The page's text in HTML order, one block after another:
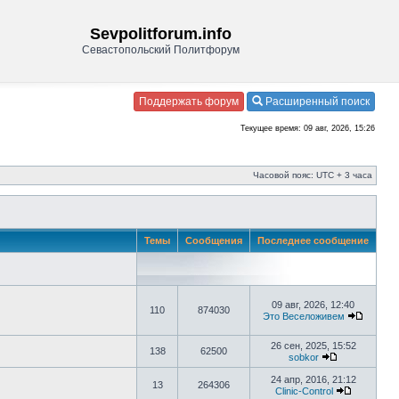
Sevpolitforum.info
Севастопольский Политфорум
Поддержать форум Расширенный поиск
Текущее время: 09 авг, 2026, 15:26
Часовой пояс: UTC + 3 часа
Темы Сообщения Последнее сообщение
110 874030
09 авг, 2026, 12:40
Это Веселоживем
138 62500
26 сен, 2025, 15:52
sobkor
13 264306
24 апр, 2016, 21:12
Clinic-Control